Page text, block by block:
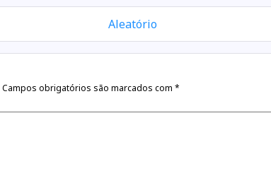
Aleatório
Campos obrigatórios são marcados com *